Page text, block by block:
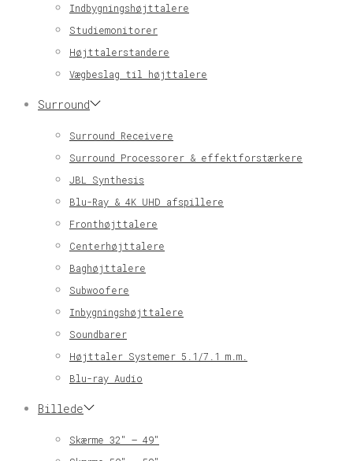
Indbygningshøjttalere
Studiemonitorer
Højttalerstandere
Vægbeslag til højttalere
Surround
Surround Receivere
Surround Processorer & effektforstærkere
JBL Synthesis
Blu-Ray & 4K UHD afspillere
Fronthøjttalere
Centerhøjttalere
Baghøjttalere
Subwoofere
Inbygningshøjttalere
Soundbarer
Højttaler Systemer 5.1/7.1 m.m.
Blu-ray Audio
Billede
Skærme 32″ – 49″